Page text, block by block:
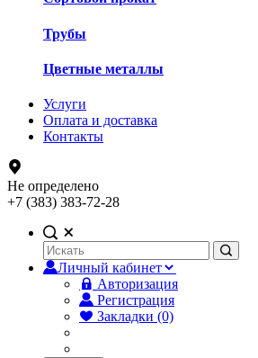
Трубы
Цветные металлы
Услуги
Оплата и доставка
Контакты
Не определено
+7 (383) 383-72-28
Личный кабинет
Авторизация
Регистрация
Закладки (0)